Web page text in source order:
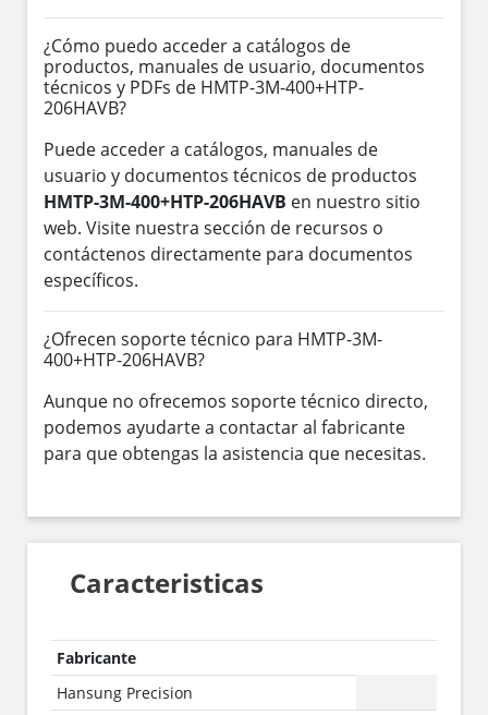
¿Cómo puedo acceder a catálogos de
productos, manuales de usuario, documentos
técnicos y PDFs de HMTP-3M-400+HTP-
206HAVB?
Puede acceder a catálogos, manuales de
usuario y documentos técnicos de productos
HMTP-3M-400+HTP-206HAVB en nuestro sitio
web. Visite nuestra sección de recursos o
contáctenos directamente para documentos
específicos.
¿Ofrecen soporte técnico para HMTP-3M-
400+HTP-206HAVB?
Aunque no ofrecemos soporte técnico directo,
podemos ayudarte a contactar al fabricante
para que obtengas la asistencia que necesitas.
Caracteristicas
Fabricante
Hansung Precision